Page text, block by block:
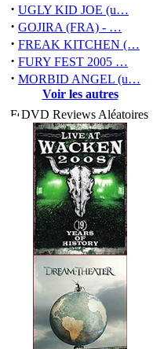
· UGLY KID JOE (u…
· GOJIRA (FRA) - …
· FREAK KITCHEN (…
· FURY FEST 2005 …
· MORBID ANGEL (u…
Voir les autres
DVD Reviews Aléatoires